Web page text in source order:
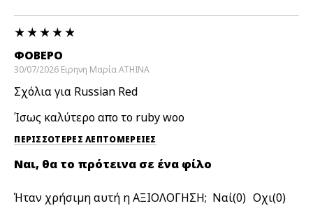
ΦΟΒΕΡΟ
30/07/2026 Ειρηνη ΜαρίαATHINA
Σχόλια για Russian Red
Ίσως καλύτερο απο το ruby woo
ΠΕΡΙΣΣΌΤΕΡΕΣ ΛΕΠΤΟΜΈΡΕΙΕΣ
Ναι, θα το πρότεινα σε ένα φίλο
Ήταν χρήσιμη αυτή η ΑΞΙΟΛΟΓΗΣΗ; 0 0